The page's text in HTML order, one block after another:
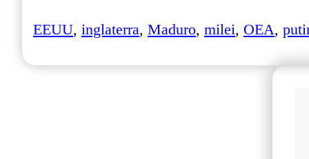
EEUU, inglaterra, Maduro, milei, OEA,